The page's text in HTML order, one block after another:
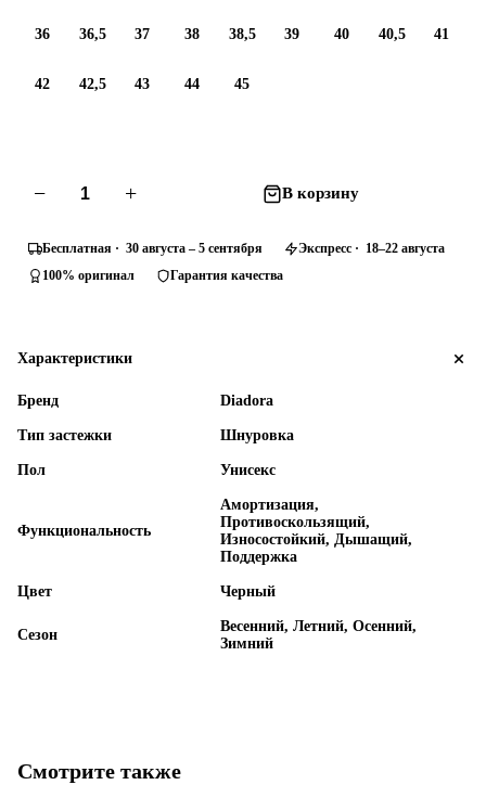
36 36,5 37 38 38,5 39 40 40,5 41
42 42,5 43 44 45
− + В корзину
Бесплатная · 30 августа – 5 сентября
Экспресс · 18–22 августа
100% оригинал
Гарантия качества
Характеристики
Бренд Diadora
Тип застежки Шнуровка
Пол Унисекс
Функциональность
Амортизация,
Противоскользящий,
Износостойкий, Дышащий,
Поддержка
Цвет Черный
Сезон
Весенний, Летний, Осенний,
Зимний
Смотрите также